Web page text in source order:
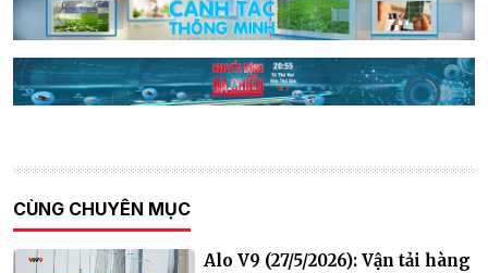
CÙNG CHUYÊN MỤC
Alo V9 (27/5/2026): Vận tải hàng